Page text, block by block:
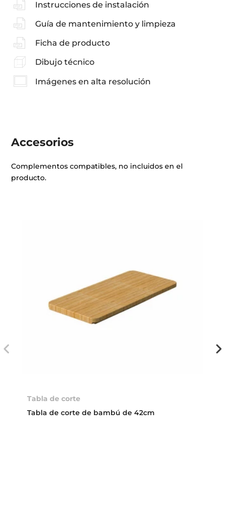
Instrucciones de instalación
Guía de mantenimiento y limpieza
Ficha de producto
Dibujo técnico
Imágenes en alta resolución
Accesorios
Complementos compatibles, no incluidos en el
producto.
Tabla de corte
Tabla de corte de bambú de 42cm